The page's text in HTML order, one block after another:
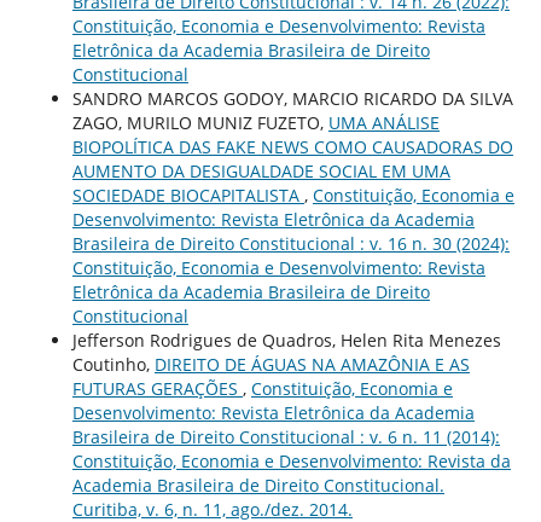
Constituição, Economia e Desenvolvimento: Revista
Eletrônica da Academia Brasileira de Direito
Constitucional
SANDRO MARCOS GODOY, MARCIO RICARDO DA SILVA
ZAGO, MURILO MUNIZ FUZETO, UMA ANÁLISE
BIOPOLÍTICA DAS FAKE NEWS COMO CAUSADORAS DO
AUMENTO DA DESIGUALDADE SOCIAL EM UMA
SOCIEDADE BIOCAPITALISTA , Constituição, Economia e
Desenvolvimento: Revista Eletrônica da Academia
Brasileira de Direito Constitucional : v. 16 n. 30 (2024):
Constituição, Economia e Desenvolvimento: Revista
Eletrônica da Academia Brasileira de Direito
Constitucional
Jefferson Rodrigues de Quadros, Helen Rita Menezes
Coutinho, DIREITO DE ÁGUAS NA AMAZÔNIA E AS
FUTURAS GERAÇÕES , Constituição, Economia e
Desenvolvimento: Revista Eletrônica da Academia
Brasileira de Direito Constitucional : v. 6 n. 11 (2014):
Constituição, Economia e Desenvolvimento: Revista da
Academia Brasileira de Direito Constitucional.
Curitiba, v. 6, n. 11, ago./dez. 2014.